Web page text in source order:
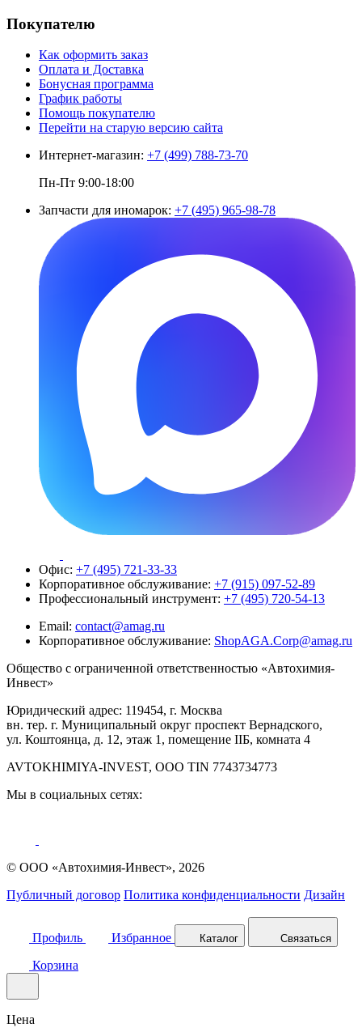
Покупателю
Как оформить заказ
Оплата и Доставка
Бонусная программа
График работы
Помощь покупателю
Перейти на старую версию сайта
Интернет-магазин: +7 (499) 788-73-70
Пн-Пт 9:00-18:00
Запчасти для иномарок: +7 (495) 965-98-78
Офис: +7 (495) 721-33-33
Корпоративное обслуживание: +7 (915) 097-52-89
Профессиональный инструмент: +7 (495) 720-54-13
Email: contact@amag.ru
Корпоративное обслуживание: ShopAGA.Corp@amag.ru
Общество с ограниченной ответственностью «Автохимия-
Инвест»
Юридический адрес: 119454, г. Москва
вн. тер. г. Муниципальный округ проспект Вернадского,
ул. Коштоянца, д. 12, этаж 1, помещение IIБ, комната 4
AVTOKHIMIYA-INVEST, OOO TIN 7743734773
Мы в социальных сетях:
© ООО «Автохимия-Инвест», 2026
Публичный договор Политика конфиденциальности Дизайн
Профиль Избранное Каталог Связаться
Корзина
Цена